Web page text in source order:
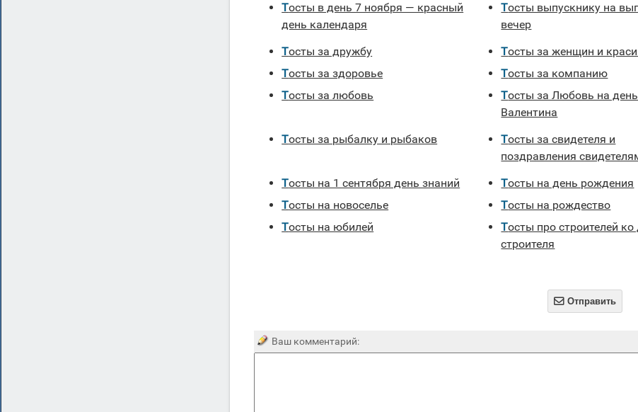
Тосты в день 7 ноября — красный
день календаря
Тосты выпускнику на выпускной
вечер
Тосты за дружбу
Тосты за женщин и
Тосты за здоровье
Тосты за компанию
Тосты за любовь
Тосты за Любовь на день Святого
Валентина
Тосты за рыбалку и рыбаков
Тосты за свидетеля и
поздравления
Тосты на 1 сентября день знаний
Тосты на день рождения
Тосты на новоселье
Тосты на рождество
Тосты на юбилей
Тосты про строителей ко дню
строителя
 Отправить
Ваш комментарий: